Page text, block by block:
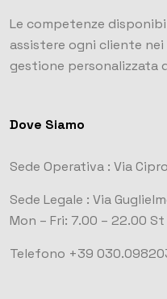
Le competenze
assistere ogni cliente
gestione personalizzata
Dove Siamo
Sede Operativa : Via
Sede Legale : Via
Mon – Fri: 7.00 – 22.00 St
Telefono +39